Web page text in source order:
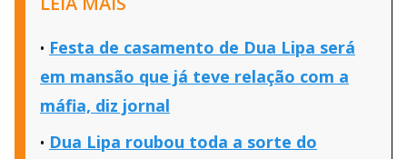
Festa de casamento de Dua Lipa será
em mansão que já teve relação com a
máfia, diz jornal
Dua Lipa roubou toda a sorte do